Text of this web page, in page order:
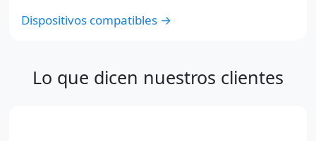
Dispositivos compatibles →
Lo que dicen nuestros clientes